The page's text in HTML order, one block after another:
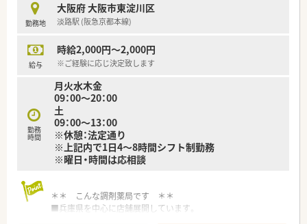
勤務地
大阪府 大阪市東淀川区
淡路駅 (阪急京都本線)
給与
時給2,000円～2,000円
※ご経験に応じ決定致します
勤務
時間
月火水木金
09：00～20：00
土
09：00～13：00
※休憩：法定通り
※上記内で1日4～8時間シフト制勤務
※曜日・時間は応相談
＊＊ こんな調剤薬局です ＊＊
■兵庫県を中心に店舗展開しています。